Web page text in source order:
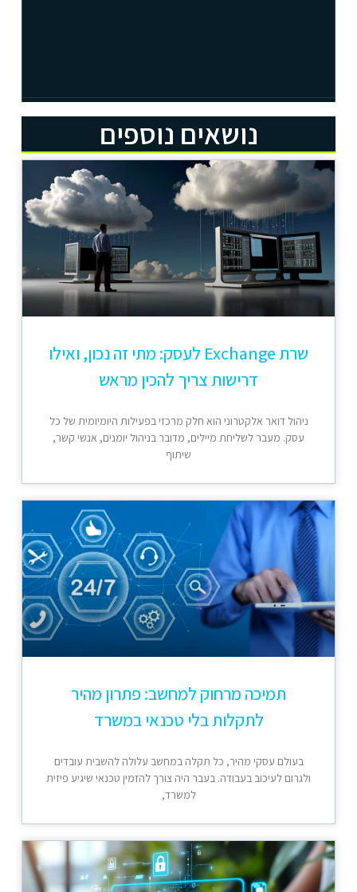
נושאים נוספים
שרת Exchange לעסק: מתי זה נכון, ואילו
דרישות צריך להכין מראש
ניהול דואר אלקטרוני הוא חלק מרכזי בפעילות היומיומית של כל
עסק. מעבר לשליחת מיילים, מדובר בניהול יומנים, אנשי קשר,
שיתוף
תמיכה מרחוק למחשב: פתרון מהיר
לתקלות בלי טכנאי במשרד
בעולם עסקי מהיר, כל תקלה במחשב עלולה להשבית עובדים
ולגרום לעיכוב בעבודה. בעבר היה צורך להזמין טכנאי שיגיע פיזית
למשרד,